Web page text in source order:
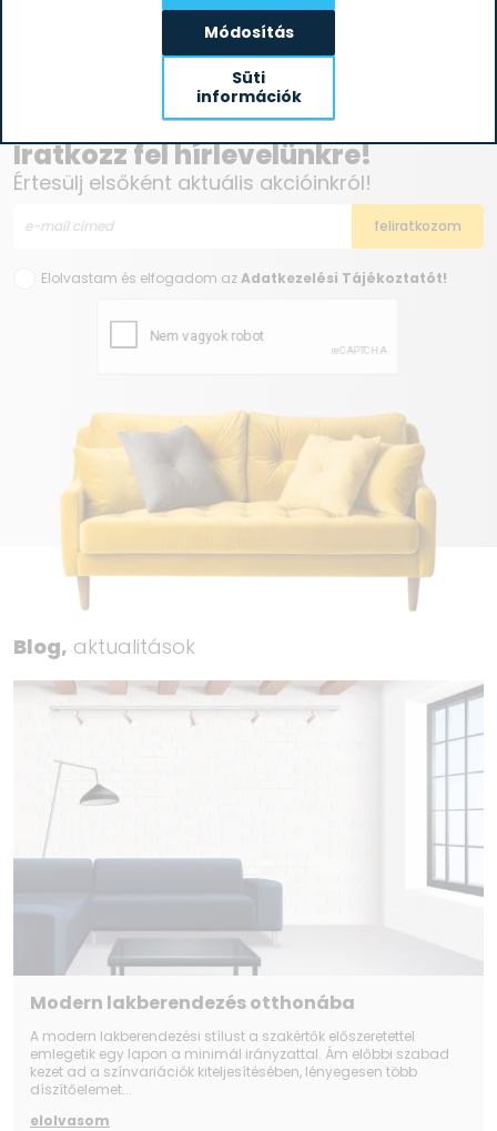
Iratkozz fel hírlevelünkre!
Értesülj elsőként aktuális akcióinkról!
Elolvastam és elfogadom azAdatkezelési Tájékoztatót!
Blog, aktualitások
Modern lakberendezés otthonába
A modern lakberendezési stílust a szakértők előszeretettel
emlegetik egy lapon a minimál irányzattal. Ám előbbi szabad
kezet ad a színvariációk kiteljesítésében, lényegesen több
díszítőelemet...
elolvasom
Módosítás
Süti
információk